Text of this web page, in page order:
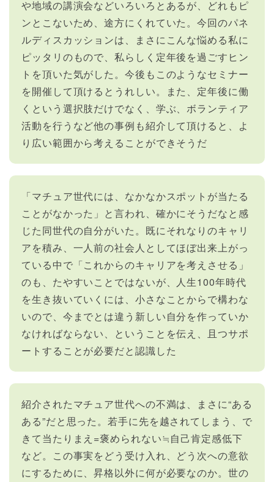
や地域の講演会などいろいろとあるが、どれもピ
ンとこないため、途方にくれていた。今回のパネ
ルディスカッションは、まさにこんな悩める私に
ピッタリのもので、私らしく定年後を過ごすヒン
トを頂いた気がした。今後もこのようなセミナー
を開催して頂けるとうれしい。また、定年後に働
くという選択肢だけでなく、学ぶ、ボランティア
活動を行うなど他の事例も紹介して頂けると、よ
り広い範囲から考えることができそうだ
「マチュア世代には、なかなかスポットが当たる
ことがなかった」と言われ、確かにそうだなと感
じた同世代の自分がいた。既にそれなりのキャリ
アを積み、一人前の社会人としてほぼ出来上がっ
ている中で「これからのキャリアを考えさせる」
のも、たやすいことではないが、人生100年時代
を生き抜いていくには、小さなことからで構わな
いので、今までとは違う新しい自分を作っていか
なければならない、ということを伝え、且つサポ
ートすることが必要だと認識した
紹介されたマチュア世代への不満は、まさに“ある
ある”だと思った。若手に先を越されてしまう、で
きて当たりまえ=褒められない≒自己肯定感低下
など。この事実をどう受け入れ、どう次への意欲
にするために、昇格以外に何が必要なのか。世の